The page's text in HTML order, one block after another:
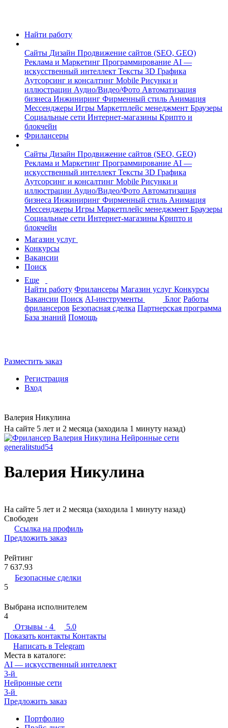
Найти работу
Сайты Дизайн Продвижение сайтов (SEO, GEO)
Реклама и Маркетинг Программирование AI —
искусственный интеллект Тексты 3D Графика
Аутсорсинг и консалтинг Mobile Рисунки и
иллюстрации Аудио/Видео/Фото Автоматизация
бизнеса Инжиниринг Фирменный стиль Анимация
Мессенджеры Игры Маркетплейс менеджмент Браузеры
Социальные сети Интернет-магазины Крипто и
блокчейн
Фрилансеры
Сайты Дизайн Продвижение сайтов (SEO, GEO)
Реклама и Маркетинг Программирование AI —
искусственный интеллект Тексты 3D Графика
Аутсорсинг и консалтинг Mobile Рисунки и
иллюстрации Аудио/Видео/Фото Автоматизация
бизнеса Инжиниринг Фирменный стиль Анимация
Мессенджеры Игры Маркетплейс менеджмент Браузеры
Социальные сети Интернет-магазины Крипто и
блокчейн
Магазин услуг
Конкурсы
Вакансии
Поиск
Еще
Найти работу Фрилансеры Магазин услуг Конкурсы
Вакансии Поиск AI-инструменты Блог Работы
фрилансеров Безопасная сделка Партнерская программа
База знаний Помощь
Разместить заказ
Регистрация
Вход
Валерия Никулина
На сайте 5 лет и 2 месяца (заходила 1 минуту назад)
Валерия Никулина
На сайте 5 лет и 2 месяца (заходила 1 минуту назад)
Свободен
Ссылка на профиль
Предложить заказ
Рейтинг
7 637.93
Безопасные сделки
5
Выбрана исполнителем
4
Отзывы · 4
5.0
Показать контакты Контакты
Написать в Telegram
Места в каталоге:
AI — искусственный интеллект
3-й
Нейронные сети
3-й
Предложить заказ
Портфолио